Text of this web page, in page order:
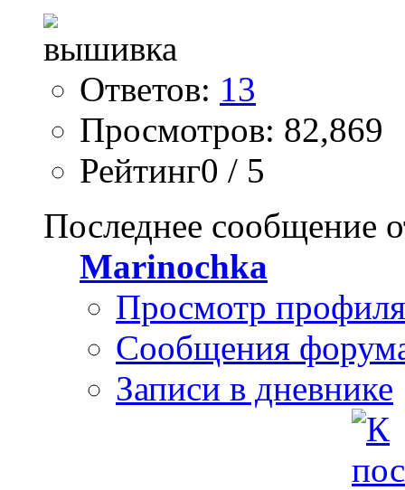
Ответов: 13
Просмотров: 82,869
Рейтинг0 / 5
Последнее сообщение
Marinochka
Просмотр профиля
Сообщения
Записи в дневнике